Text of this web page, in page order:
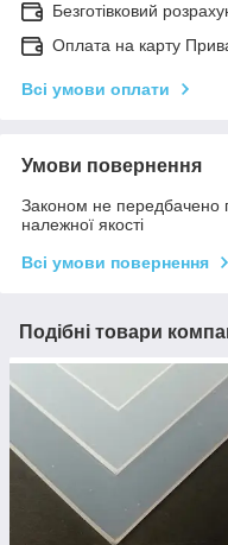
Безготівковий
Оплата на карту
Всі умови оплати
Умови повернення
Законом не передбачено
належної якості
Всі умови повернення
Подібні товари